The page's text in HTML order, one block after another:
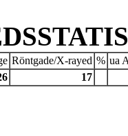
Röntgade/X-rayed % ua
17